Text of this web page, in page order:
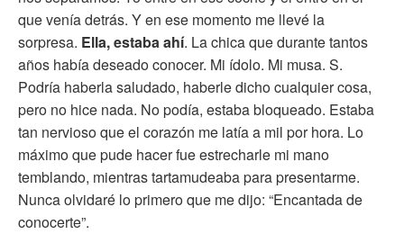
que venía detrás. Y en ese momento me llevé la
sorpresa. Ella, estaba ahí. La chica que durante tantos
años había deseado conocer. Mi ídolo. Mi musa. S.
Podría haberla saludado, haberle dicho cualquier cosa,
pero no hice nada. No podía, estaba bloqueado. Estaba
tan nervioso que el corazón me latía a mil por hora. Lo
máximo que pude hacer fue estrecharle mi mano
temblando, mientras tartamudeaba para presentarme.
Nunca olvidaré lo primero que me dijo: “Encantada de
conocerte”.